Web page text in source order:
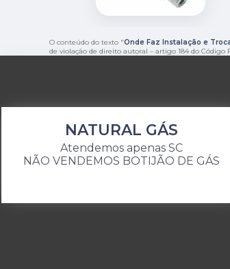
O conteúdo do texto "Onde Faz Instalação e
de violação de direito autoral – artigo 184 do Código
NATURAL GÁS
Atendemos apenas SC
NÃO VENDEMOS BOTIJÃO DE GÁS